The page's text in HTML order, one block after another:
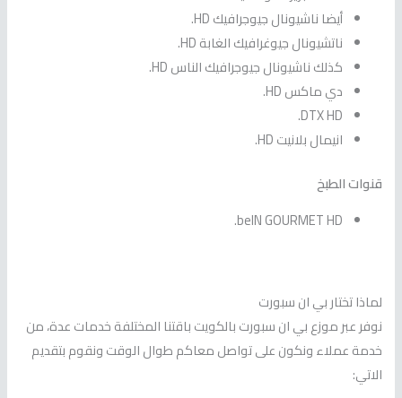
أيضا ناشيونال جيوجرافيك HD.
ناتشيونال جيوغرافيك الغابة HD.
كذلك ناشيونال جيوجرافيك الناس HD.
دي ماكس HD.
DTX HD.
انيمال بلانيت HD.
قنوات الطبخ
beIN GOURMET HD.
لماذا تختار بي ان سبورت
نوفر عبر موزع بي ان سبورت بالكويت باقتنا المختلفة خدمات عدة، من
خدمة عملاء ونكون على تواصل معاكم طوال الوقت ونقوم بتقديم
الاتي: